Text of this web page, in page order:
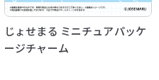
じょせまる ミニチュアパッケ
ージチャーム